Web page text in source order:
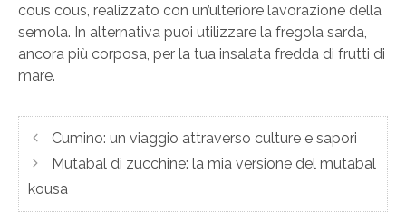
cous cous, realizzato con un’ulteriore lavorazione della
semola. In alternativa puoi utilizzare la fregola sarda,
ancora più corposa, per la tua insalata fredda di frutti di
mare.
Cumino: un viaggio attraverso culture e sapori
Mutabal di zucchine: la mia versione del mutabal
kousa